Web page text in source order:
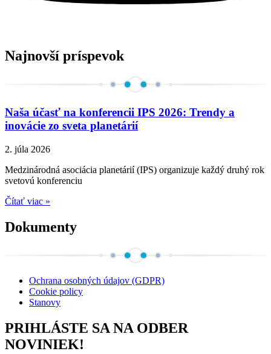
Najnovší príspevok
Naša účasť na konferencii IPS 2026: Trendy a
inovácie zo sveta planetárií
2. júla 2026
Medzinárodná asociácia planetárií (IPS) organizuje každý druhý rok
svetovú konferenciu
Čítať viac »
Dokumenty
Ochrana osobných údajov (GDPR)
Cookie policy
Stanovy
PRIHLÁSTE SA NA ODBER
NOVINIEK!